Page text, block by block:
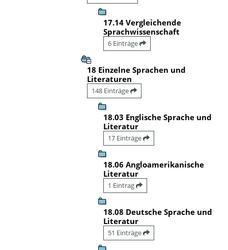
17.14 Vergleichende
Sprachwissenschaft
6 Einträge
18 Einzelne Sprachen und
Literaturen
148 Einträge
18.03 Englische Sprache und
Literatur
17 Einträge
18.06 Angloamerikanische
Literatur
1 Eintrag
18.08 Deutsche Sprache und
Literatur
51 Einträge